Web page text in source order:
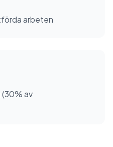
arbeten
av